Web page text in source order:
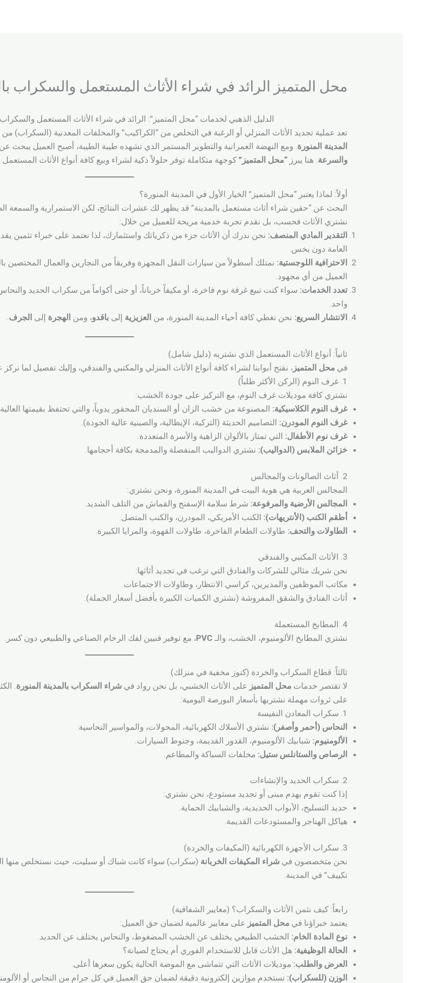
محل المتميز الرائد في شراء الأثاث المستعمل والسكراب
الدليل الذهبي لخدمات “محل المتميز”: الرائد في شراء الأثاث المستعمل والسكراب
تعد عملية تجديد الأثاث المنزلي أو الرغبة في التخلص من “الكراكيب” والمخلفات المعدنية (السكراب)
المدينة المنورة . ومع النهضة العمرانية والتطوير المستمر الذي تشهده طيبة الطيبة، أصبح العميل يبحث
والسرعة . هنا يبرز“محل المتميز” كوجهة متكاملة توفر حلولاً ذكية لشراء وبيع كافة أنواع الأثاث
أولاً: لماذا يعتبر “محل المتميز” الخيار الأول في المدينة المنورة؟
البحث عن “حقين شراء أثاث مستعمل بالمدينة” قد يظهر لك عشرات النتائج، لكن الاستمرارية والسمعة
نشتري الأثاث فحسب، بل نقدم تجربة خدمية مريحة للعميل من خلال:
التقدير المادي المنصف: نحن ندرك أن الأثاث جزء من ذكرياتك واستثمارك، لذا نعتمد على خبراء تثمين
العامة دون بخس.
الاحترافية اللوجستية: نمتلك أسطولاً من سيارات النقل المجهزة وفريقاً من النجارين والعمال المختصين
العميل من أي مجهود.
تعدد الخدمات: سواء كنت تبيع غرفة نوم فاخرة، أو مكيفاً خرباناً، أو حتى أكواماً من سكراب الحديد
واحد.
الانتشار السريع: نحن نغطي كافة أحياء المدينة المنورة، من العزيزية إلى باقدو، ومن الهجرة إلى الجرف
ثانياً: أنواع الأثاث المستعمل الذي نشتريه (دليل شامل)
فيمحل المتميز ، نفتح أبوابنا لشراء كافة أنواع الأثاث المنزلي والمكتبي والفندقي، وإليك تفصيل لما نركز
1. غرف النوم (الركن الأكثر طلباً)
نشتري كافة موديلات غرف النوم، مع التركيز على جودة الخشب:
غرف النوم الكلاسيكية: المصنوعة من خشب الزان أو السنديان المحفور يدوياً، والتي تحتفظ بقيمتها
غرف النوم المودرن: التصاميم الحديثة (التركية، الإيطالية، والصينية عالية الجودة).
غرف نوم الأطفال: التي تمتاز بالألوان الزاهية والأسرة المتعددة.
خزائن الملابس (الدواليب): نشتري الدواليب المنفصلة والمدمجة بكافة أحجامها.
2. أثاث الصالونات والمجالس
المجالس العربية هي هوية البيت في المدينة المنورة، ونحن نشتري:
المجالس الأرضية والمرفوعة: شرط سلامة الإسفنج والقماش من التلف الشديد.
أطقم الكنب (الأنتريهات): الكنب الأمريكي، المودرن، والكنب المتصل.
الطاولات والتحف: طاولات الطعام الفاخرة، طاولات القهوة، والمرايا الكبيرة.
3. الأثاث المكتبي والفندقي
نحن شريك مثالي للشركات والفنادق التي ترغب في تجديد أثاثها:
مكاتب الموظفين والمديرين، كراسي الانتظار، وطاولات الاجتماعات.
أثاث الفنادق والشقق المفروشة (نشتري الكميات الكبيرة بأفضل أسعار الجملة).
4. المطابخ المستعملة
نشتري المطابخ الألومنيوم، الخشب، والـ PVC، مع توفير فنيين لفك الرخام الصناعي والطبيعي دون كسر.
ثالثاً: قطاع السكراب والخردة (كنوز مخفية في منزلك)
لا تقتصر خدماتمحل المتميز على الأثاث الخشبي، بل نحن رواد فيشراء السكراب بالمدينة المنورة .
على ثروات مهملة نشتريها بأسعار البورصة اليومية:
1. سكراب المعادن النفيسة
النحاس (أحمر وأصفر): نشتري الأسلاك الكهربائية، المحولات، والمواسير النحاسية.
الألومنيوم: شبابيك الألومنيوم، القدور القديمة، وجنوط السيارات.
الرصاص والستانلس ستيل: مخلفات السباكة والمطاعم.
2. سكراب الحديد والإنشاءات
إذا كنت تقوم بهدم مبنى أو تجديد مستودع، نحن نشتري:
حديد التسليح، الأبواب الحديدية، والشبابيك الحماية.
هياكل الهناجر والمستودعات القديمة.
3. سكراب الأجهزة الكهربائية (المكيفات والخردة)
نحن متخصصون فيشراء المكيفات الخربانة (سكراب) سواء كانت شباك أو سبليت، حيث نستخلص منها
تكييف” في المدينة.
رابعاً: كيف نثمن الأثاث والسكراب؟ (معايير الشفافية)
يعتمد خبراؤنا فيمحل المتميز على معايير عالمية لضمان حق العميل:
نوع المادة الخام: الخشب الطبيعي يختلف عن الخشب المضغوط، والنحاس يختلف عن الحديد.
الحالة الوظيفية: هل الأثاث قابل للاستخدام الفوري أم يحتاج لصيانة؟
العرض والطلب: موديلات الأثاث التي تتماشى مع الموضة الحالية يكون سعرها أعلى.
الوزن (للسكراب): نستخدم موازين إلكترونية دقيقة لضمان حق العميل في كل جرام من النحاس أو